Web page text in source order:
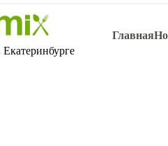
Главная